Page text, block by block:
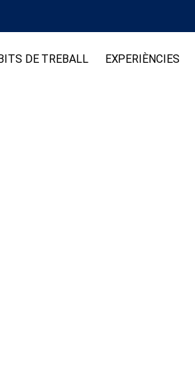
DE TREBALL EXPERIÈNCIES